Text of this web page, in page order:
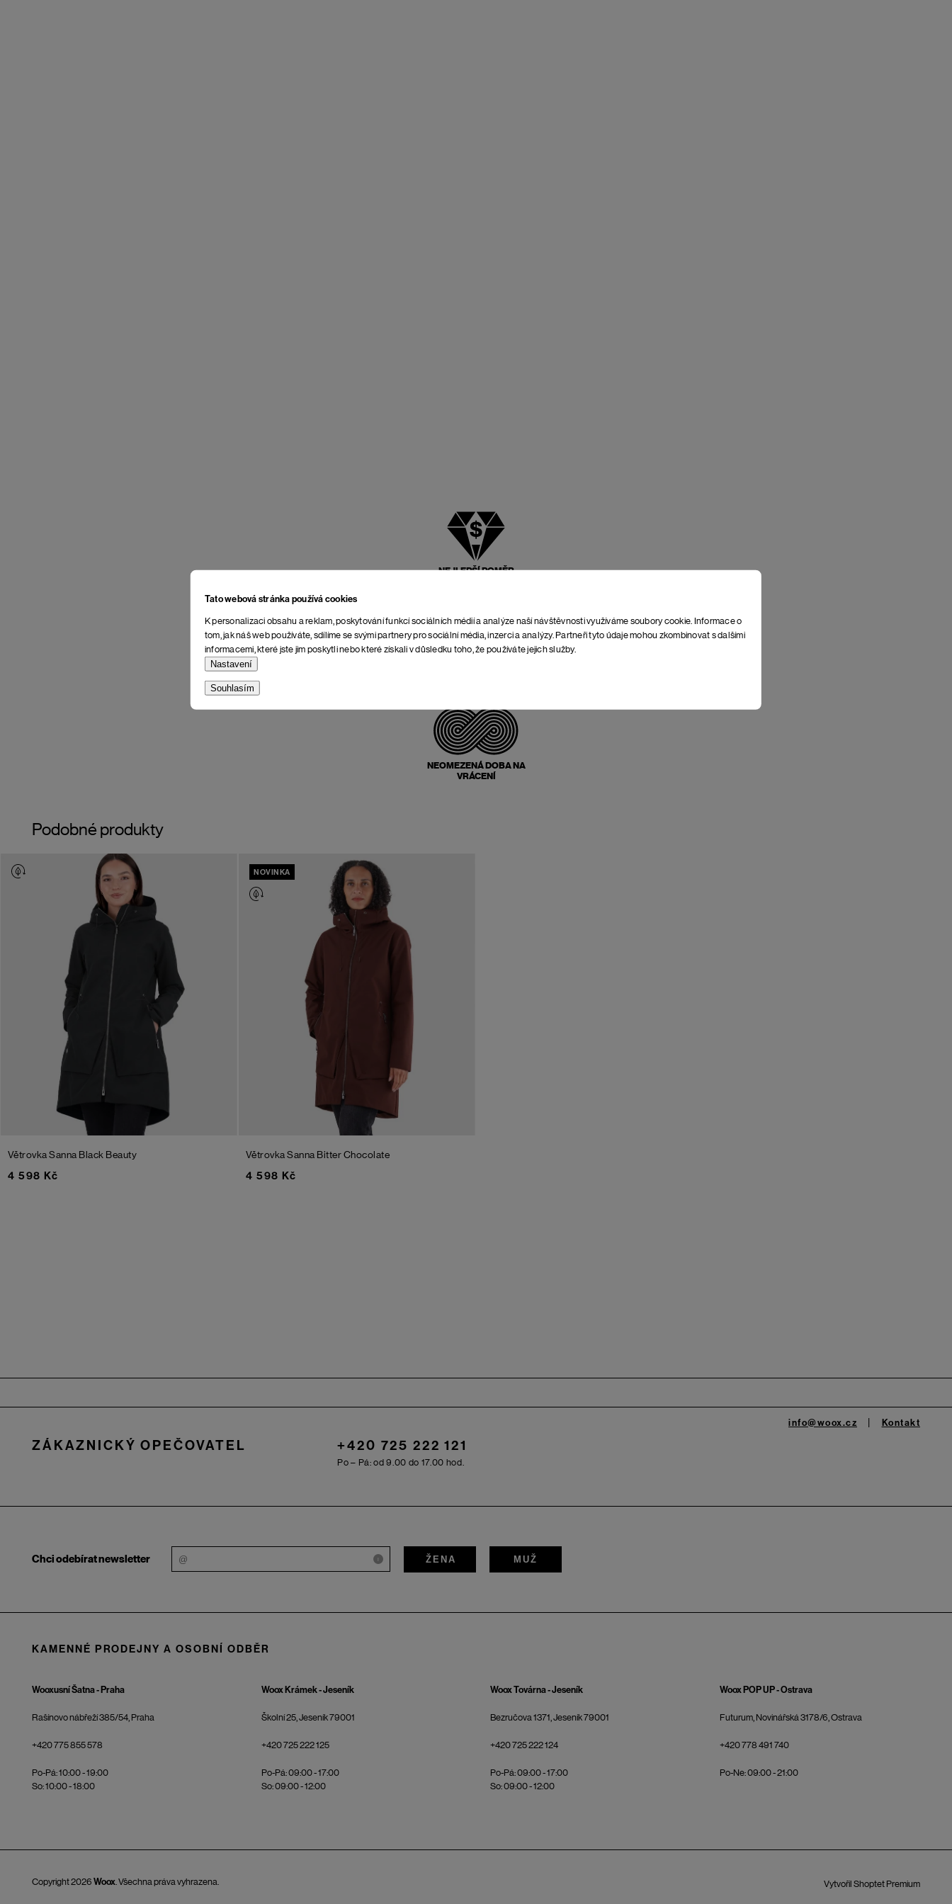
Tato webová stránka používá cookies
K personalizaci obsahu a reklam, poskytování funkcí sociálních médií a analýze naší návštěvnosti využíváme soubory cookie. Informace o
tom, jak náš web používáte, sdílíme se svými partnery pro sociální média, inzerci a analýzy. Partneři tyto údaje mohou zkombinovat s dalšími
informacemi, které jste jim poskytli nebo které získali v důsledku toho, že používáte jejich služby.
Nastavení
Souhlasím
NEJLEPŠÍ POMĚR
NEOMEZENÁ DOBA NA
VRÁCENÍ
Podobné produkty
Větrovka Sanna Black Beauty
4 598 Kč
NOVINKA
Větrovka Sanna Bitter Chocolate
4 598 Kč
ZÁKAZNICKÝ OPEČOVATEL +420 725 222 121
Po – Pá: od 9.00 do 17.00 hod.
info@woox.cz Kontakt
Chci odebírat newsletter i ŽENA MUŽ
KAMENNÉ PRODEJNY A OSOBNÍ ODBĚR
Wooxusní Šatna - Praha
Rašínovo nábřeží 385/54, Praha
+420 775 855 578
Po-Pá: 10:00 - 19:00
So: 10:00 - 18:00
Woox Krámek - Jeseník
Školní 25, Jeseník 79001
+420 725 222 125
Po-Pá: 09:00 - 17:00
So: 09:00 - 12:00
Woox Továrna - Jeseník
Bezručova 1371, Jeseník 79001
+420 725 222 124
Po-Pá: 09:00 - 17:00
So: 09:00 - 12:00
Woox POP UP - Ostrava
Futurum, Novinářská 3178/6, Ostrava
+420 778 491 740
Po-Ne: 09:00 - 21:00
Vytvořil Shoptet Premium
Copyright 2026 Woox. Všechna práva vyhrazena.